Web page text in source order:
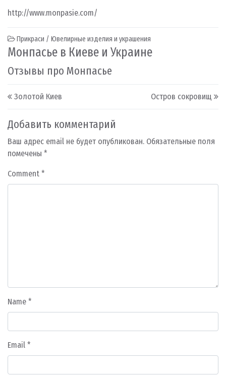
http://www.monpasie.com/
Прикраси / Ювелирные изделия и украшения
Монпасье в Киеве и Украине
Отзывы про Монпасье
Post navigation
Золотой Киев Остров сокровищ
Добавить комментарий
Ваш адрес email не будет опубликован. Обязательные поля
помечены *
Comment *
Name *
Email *